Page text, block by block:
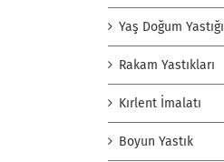
Yaş Doğum Yastığı
Rakam Yastıkları
Kırlent İmalatı
Boyun Yastık